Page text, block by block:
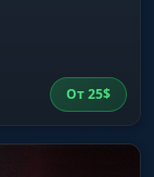
От25$